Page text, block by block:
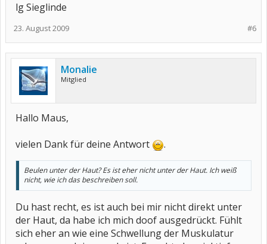
lg Sieglinde
#6
23. August 2009
Monalie
Mitglied
Hallo Maus,
vielen Dank für deine Antwort
.
Beulen unter der Haut? Es ist eher nicht unter der Haut. Ich weiß
nicht, wie ich das beschreiben soll.
Du hast recht, es ist auch bei mir nicht direkt unter
der Haut, da habe ich mich doof ausgedrückt. Fühlt
sich eher an wie eine Schwellung der Muskulatur